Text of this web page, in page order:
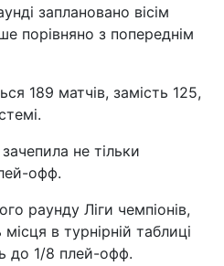
заплановано вісім
порівняно з попереднім
189 матчів, замість 125,
не тільки
офф.
раунду Ліги чемпіонів,
в турнірній таблиці
до 1/8 плей-офф.